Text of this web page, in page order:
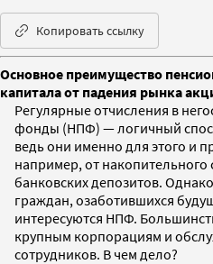
Копировать ссылку
Основное преимущество
капитала от падения рынка
Регулярные отчисления в
фонды (НПФ) — логичный
ведь они именно для этого и
например, от накопительного
банковских депозитов.
граждан, озаботившихся
интересуются НПФ.
крупным корпорациям и
сотрудников. В чем дело?